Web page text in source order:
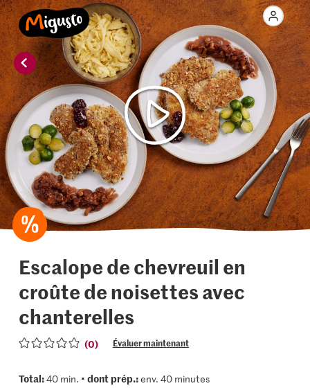
Escalope de chevreuil en
croûte de noisettes avec
chanterelles
(0) Évaluer maintenant
Total:40 min. • dont prép.:env. 40 minutes